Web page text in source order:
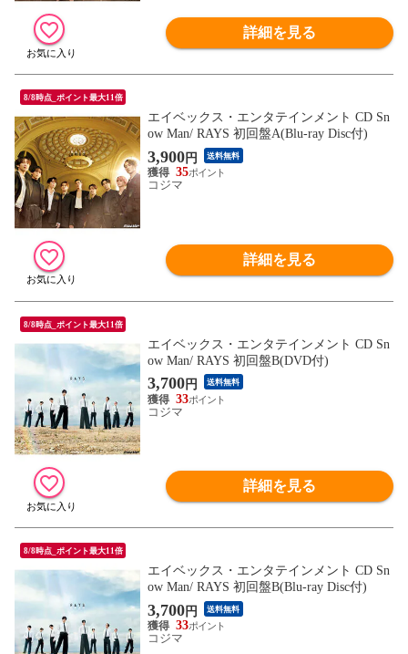
詳細を見る
8/8時点_ポイント最大11倍
エイベックス・エンタテインメント CD Sn
ow Man/ RAYS 初回盤A(Blu-ray Disc付)
3,900円 送料無料
35
コジマ
詳細を見る
8/8時点_ポイント最大11倍
エイベックス・エンタテインメント CD Sn
ow Man/ RAYS 初回盤B(DVD付)
3,700円 送料無料
33
コジマ
詳細を見る
8/8時点_ポイント最大11倍
エイベックス・エンタテインメント CD Sn
ow Man/ RAYS 初回盤B(Blu-ray Disc付)
3,700円 送料無料
33
コジマ